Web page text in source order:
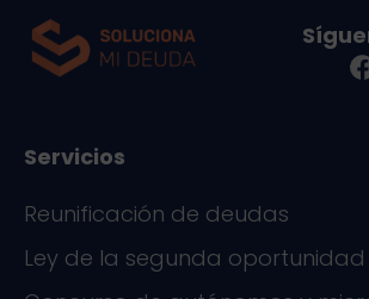
Servicios
Reunificación de deudas
Ley de la segunda oportunidad